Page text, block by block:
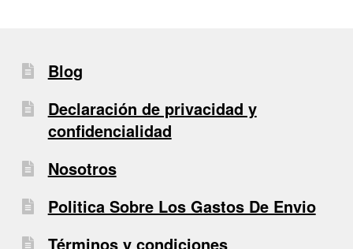
Blog
Declaración de privacidad y
confidencialidad
Nosotros
Politica Sobre Los Gastos De Envio
Términos y condiciones